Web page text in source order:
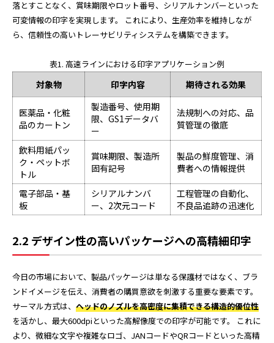
落とすことなく、賞味期限やロット番号、シリアルナンバーといった
可変情報の印字を実現します。 これにより、生産効率を維持しなが
ら、信頼性の高いトレーサビリティシステムを構築できます。
表1. 高速ラインにおける印字アプリケーション例
対象物 印字内容 期待される効果
医薬品・化粧
品のカートン
製造番号、使用期
限、GS1データバ
ー
法規制への対応、品
質管理の徹底
飲料用紙パッ
ク・ペットボ
トル
賞味期限、製造所
固有記号
製品の鮮度管理、消
費者への情報提供
電子部品・基
板
シリアルナンバ
ー、2次元コード
工程管理の自動化、
不良品追跡の迅速化
2.2 デザイン性の高いパッケージへの高精細印字
今日の市場において、製品パッケージは単なる保護材ではなく、ブラ
ンドイメージを伝え、消費者の購買意欲を刺激する重要な要素です。
サーマル方式は、 ヘッドのノズルを高密度に集積できる構造的優位性
を活かし、最大600dpiといった高解像度での印字が可能です。 これに
より、微細な文字や複雑なロゴ、JANコードやQRコードといった高精